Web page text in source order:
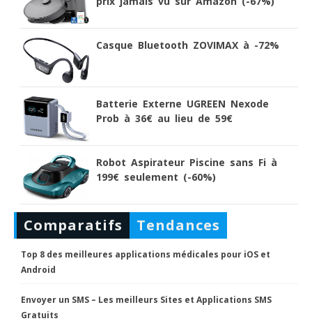
Casque Bluetooth ZOVIMAX à -72%
Batterie Externe UGREEN Nexode
Prob à 36€ au lieu de 59€
Robot Aspirateur Piscine sans Fi à
199€ seulement (-60%)
Comparatifs Tendances
Top 8 des meilleures applications médicales pour iOS et
Android
Envoyer un SMS – Les meilleurs Sites et Applications SMS
Gratuits